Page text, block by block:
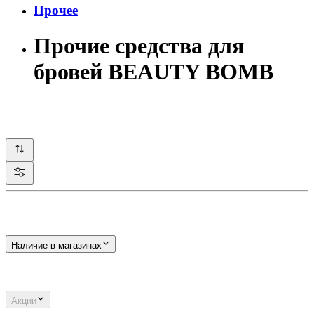
Прочее
Прочие средства для
бровей BEAUTY BOMB
Наличие в магазинах
Акции